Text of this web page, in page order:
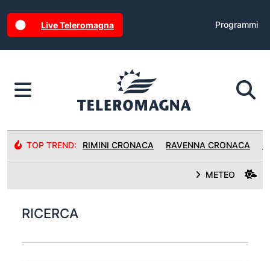
Live Teleromagna Programmi
TOP TREND: RIMINI CRONACA RAVENNA CRONACA
METEO
RICERCA